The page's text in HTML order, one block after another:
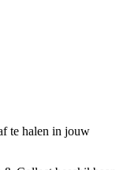
te halen in jouw